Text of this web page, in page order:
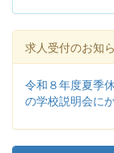
求人受付のお知
令和８年度夏季
の学校説明会に